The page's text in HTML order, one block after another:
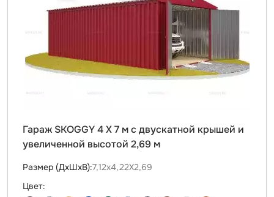
Гараж SKOGGY 4 Х 7 м с двускатной крышей и
увеличенной высотой 2,69 м
Размер (ДxШxВ):7,12х4,22Х2,69
Цвет: